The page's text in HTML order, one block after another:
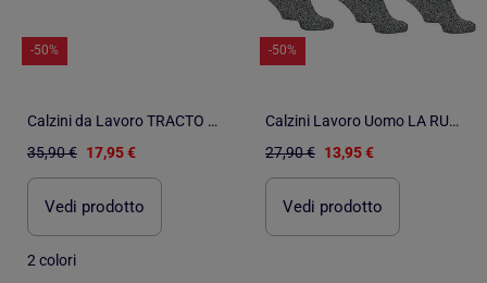
-50%
Calzini da Lavoro TRACTO Qualità Pro - Confezione da 4
35,90 € 17,95 €
Vedi prodotto
2 colori
-50%
Calzini Lavoro Uomo LA RURALE Resistenza Qualità Pro - Confezione da 6
27,90 € 13,95 €
Vedi prodotto